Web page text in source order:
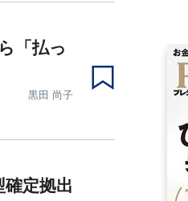
「払っ
黒田 尚子
定拠出